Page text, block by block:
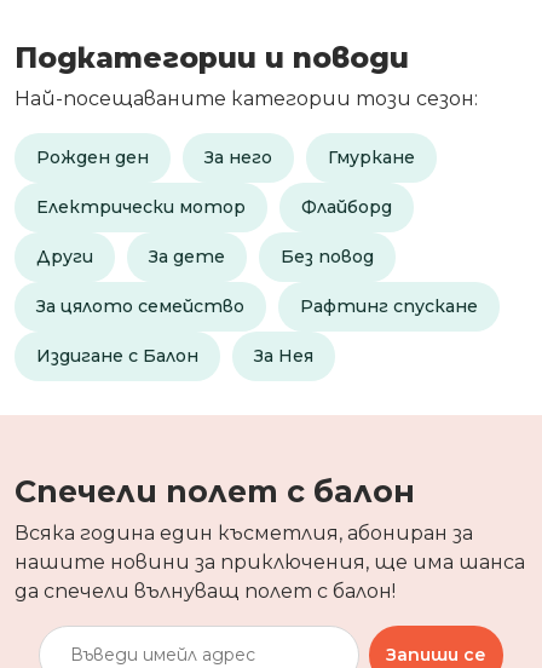
Подкатегории и поводи
Най-посещаваните категории този сезон:
Рожден ден За него Гмуркане
Електрически мотор Флайборд
Други За дете Без повод
За цялото семейство Рафтинг спускане
Издигане с Балон За Нея
Спечели полет с балон
Всяка година един късметлия, абониран за
нашите новини за приключения, ще има шанса
да спечели вълнуващ полет с балон!
Запиши се